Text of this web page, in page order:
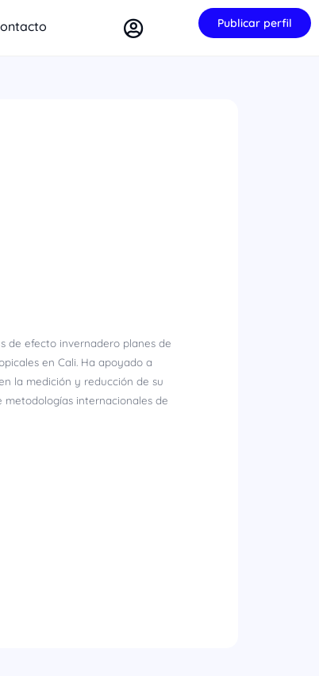
Publicar perfil
de efecto invernadero planes de
en Cali. Ha apoyado a
la medición y reducción de su
internacionales de